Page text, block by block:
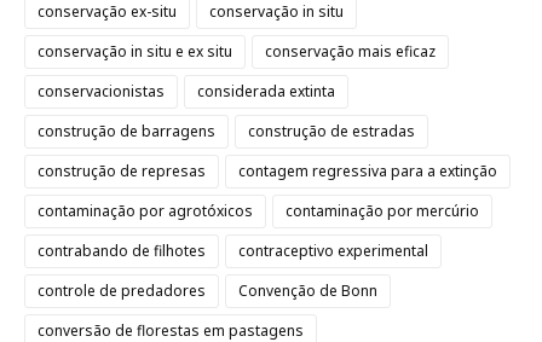
conservação ex-situ
conservação in situ
conservação in situ e ex situ
conservação mais eficaz
conservacionistas
considerada extinta
construção de barragens
construção de estradas
construção de represas
contagem regressiva para a extinção
contaminação por agrotóxicos
contaminação por mercúrio
contrabando de filhotes
contraceptivo experimental
controle de predadores
Convenção de Bonn
conversão de florestas em pastagens